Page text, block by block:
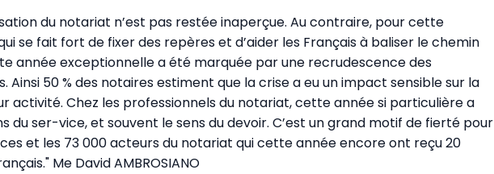
du notariat n’est pas restée inaperçue. Au contraire, pour cette
se fait fort de fixer des repères et d’aider les Français à baliser le chemin
année exceptionnelle a été marquée par une recrudescence des
Ainsi 50 % des notaires estiment que la crise a eu un impact sensible sur la
activité. Chez les professionnels du notariat, cette année si particulière a
du ser-vice, et souvent le sens du devoir. C’est un grand motif de fierté pour
et les 73 000 acteurs du notariat qui cette année encore ont reçu 20
Me David AMBROSIANO